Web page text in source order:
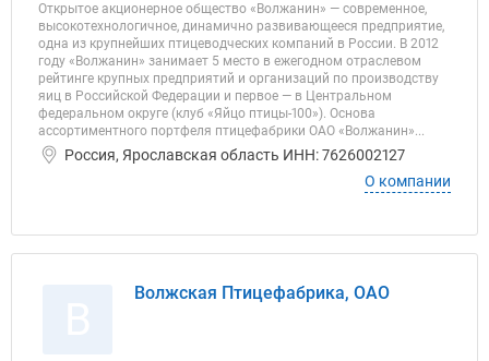
Открытое акционерное общество «Волжанин» — современное,
высокотехнологичное, динамично развивающееся предприятие,
одна из крупнейших птицеводческих компаний в России. В 2012
году «Волжанин» занимает 5 место в ежегодном отраслевом
рейтинге крупных предприятий и организаций по производству
яиц в Российской Федерации и первое — в Центральном
федеральном округе (клуб «Яйцо птицы-100»). Основа
ассортиментного портфеля птицефабрики ОАО «Волжанин»...
Россия, Ярославская область ИНН: 7626002127
О компании
Волжская Птицефабрика, ОАО